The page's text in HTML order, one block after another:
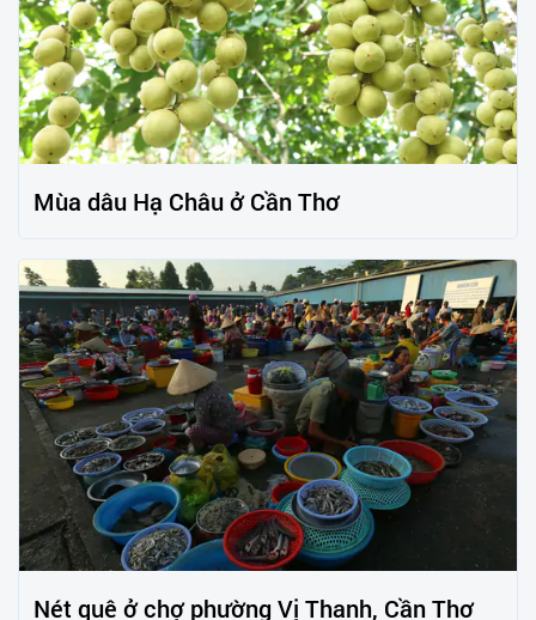
Mùa dâu Hạ Châu ở Cần Thơ
Nét quê ở chợ phường Vị Thanh, Cần Thơ